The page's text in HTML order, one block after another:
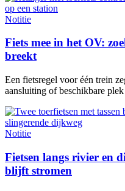
Notitie
Fiets mee in het OV:
breekt
Een fietsregel voor één trein
aansluiting of beschikbare
Notitie
Fietsen langs rivier en
blijft stromen